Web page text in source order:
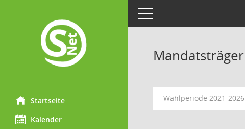
Startseite
Kalender
Toggle navigation
Mandatsträger
Wahlperiode 2021-2026